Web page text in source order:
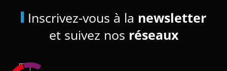
Inscrivez-vous à la newsletter
et suivez nos réseaux